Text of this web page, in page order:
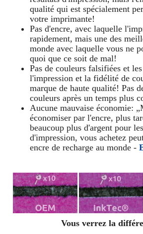
qualité qui est spécialement
votre imprimante!
Pas d'encre, avec laquelle
rapidement, mais une des
monde avec laquelle vous ne
quoi que ce soit de mal!
Pas de couleurs falsifiées et
l'impression et la fidélité de
marque de haute qualité! Pas
couleurs après un temps plus
Aucune mauvaise économie:
économiser par l'encre, plus
beaucoup plus d'argent pour
d'impression, vous achetez
encre de recharge au monde -
Vous verrez la